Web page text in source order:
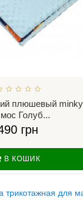
плюшевый minky
Голуб...
грн
В КОШИК
трикотажная для